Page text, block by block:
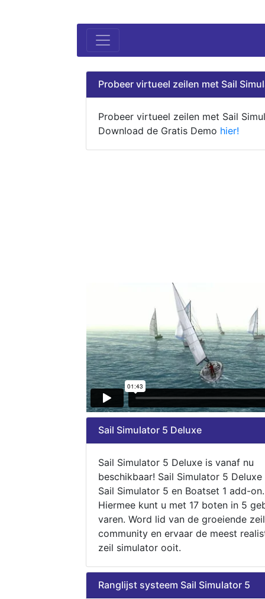
Probeer virtueel zeilen met Sail
Probeer virtueel zeilen met Sail
Download de Gratis Demo hier!
Sail Simulator 5 Deluxe
Sail Simulator 5 Deluxe is vanaf nu
beschikbaar! Sail Simulator 5
Sail Simulator 5 en Boatset 1 add-on.
Hiermee kunt u met 17 boten in 5
varen. Word lid van de groeiende zeil
community en ervaar de meest
zeil simulator ooit.
Ranglijst systeem Sail Simulator 5